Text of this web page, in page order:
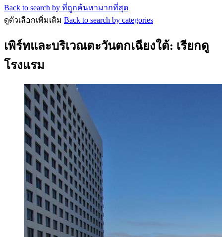
Back to search by ที่ถูกค้นหามากที่สุด
ดูตัวเลือกเพิ่มเติม Back to search by categories
เพิร์ทและบริเวณตะวันตกเฉียงใต้: เรียกดู
โรงแรม